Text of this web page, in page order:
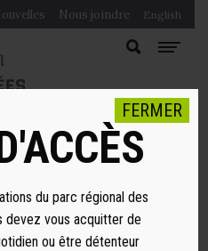
Nous joindre English
du parc régional des
devez vous acquitter de
ou être détenteur
FERMER